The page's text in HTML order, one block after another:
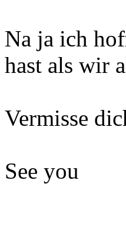
Na ja ich
hast als wir
Vermisse
See you